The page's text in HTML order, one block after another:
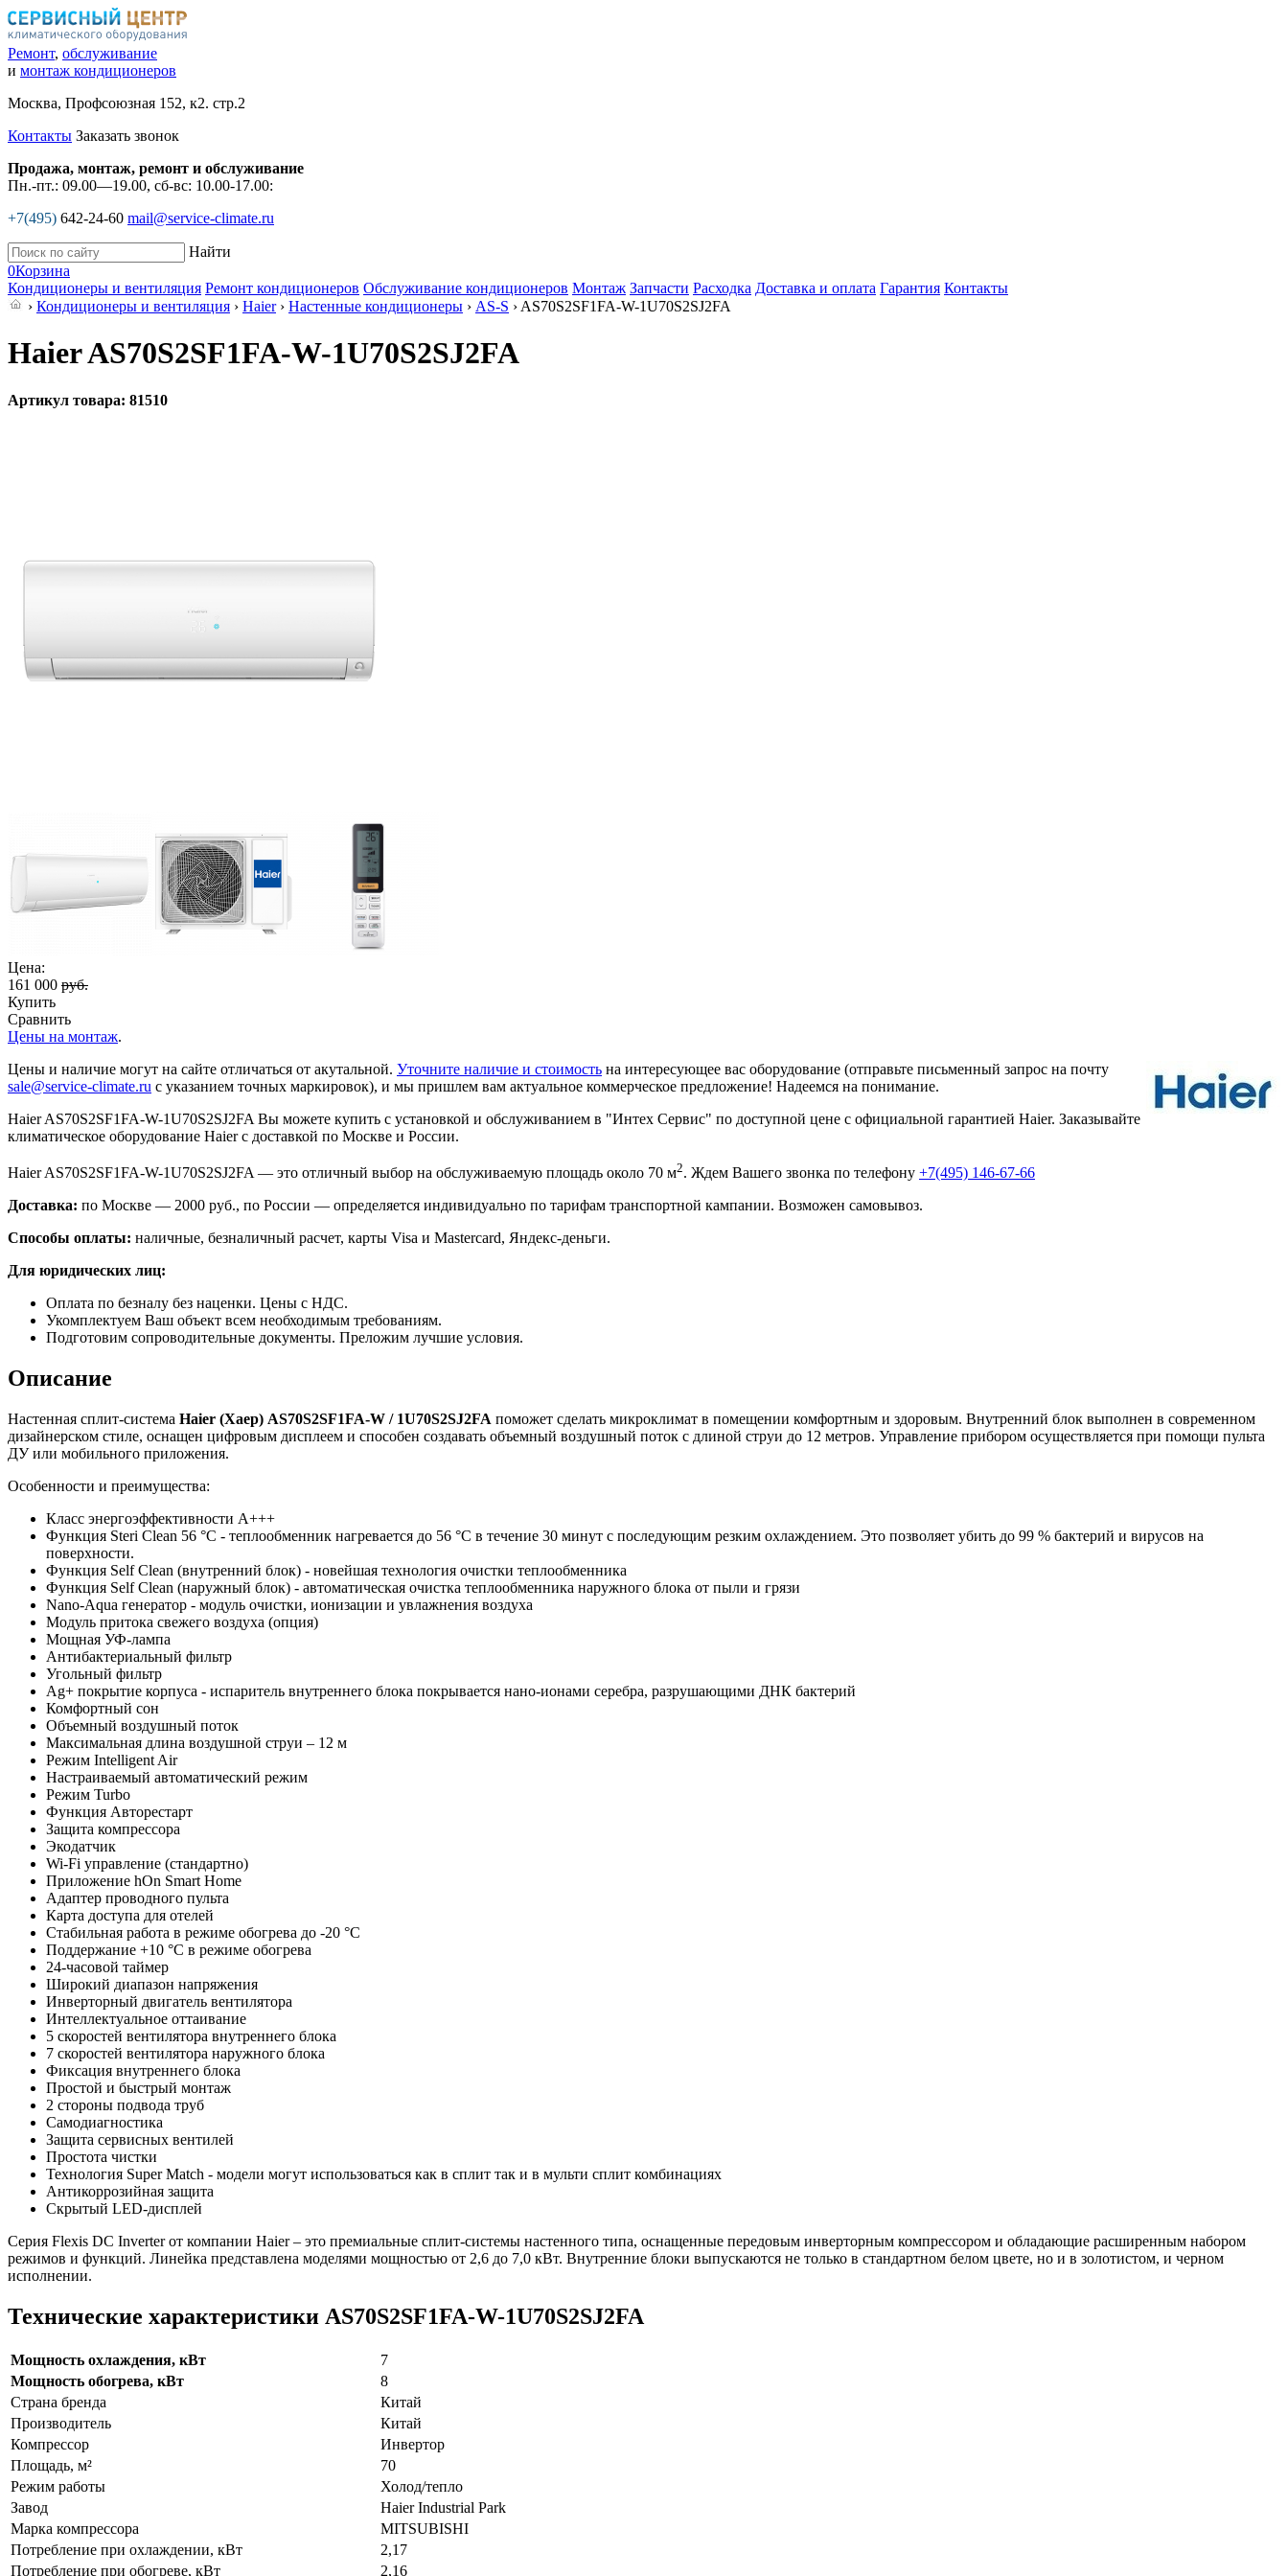
Ремонт, обслуживание
и монтаж кондиционеров
Москва, Профсоюзная 152, к2. стр.2
Контакты Заказать звонок
Продажа, монтаж, ремонт и обслуживание
Пн.-пт.: 09.00—19.00, сб-вс: 10.00-17.00:
+7(495) 642-24-60 mail@service-climate.ru
Найти
0Корзина
Кондиционеры и вентиляция Ремонт кондиционеров Обслуживание кондиционеров Монтаж Запчасти Расходка Доставка и оплата Гарантия Контакты
› Кондиционеры и вентиляция › Haier› Настенные кондиционеры › AS-S › AS70S2SF1FA-W-1U70S2SJ2FA
Haier AS70S2SF1FA-W-1U70S2SJ2FA
Артикул товара: 81510
Цена:
161 000 руб.
Купить
Сравнить
Цены на монтаж.
Цены и наличие могут на сайте отличаться от акутальной. Уточните наличие и стоимость на интересующее вас оборудование (отправьте письменный запрос на почту
sale@service-climate.ru с указанием точных маркировок), и мы пришлем вам актуальное коммерческое предложение! Надеемся на понимание.
Haier AS70S2SF1FA-W-1U70S2SJ2FA Вы можете купить с установкой и обслуживанием в "Интех Сервис" по доступной цене с официальной гарантией Haier. Заказывайте
климатическое оборудование Haier с доставкой по Москве и России.
Haier AS70S2SF1FA-W-1U70S2SJ2FA — это отличный выбор на обслуживаемую площадь около 70 м2. Ждем Вашего звонка по телефону +7(495) 146-67-66
Доставка: по Москве — 2000 руб., по России — определяется индивидуально по тарифам транспортной кампании. Возможен самовывоз.
Способы оплаты: наличные, безналичный расчет, карты Visa и Mastercard, Яндекс-деньги.
Для юридических лиц:
Оплата по безналу без наценки. Цены с НДС.
Укомплектуем Ваш объект всем необходимым требованиям.
Подготовим сопроводительные документы. Преложим лучшие условия.
Описание
Настенная сплит-система Haier (Хаер) AS70S2SF1FA-W / 1U70S2SJ2FA поможет сделать микроклимат в помещении комфортным и здоровым. Внутренний блок выполнен в современном
дизайнерском стиле, оснащен цифровым дисплеем и способен создавать объемный воздушный поток с длиной струи до 12 метров. Управление прибором осуществляется при помощи пульта
ДУ или мобильного приложения.
Особенности и преимущества:
Класс энергоэффективности A+++
Функция Steri Clean 56 °C - теплообменник нагревается до 56 °C в течение 30 минут с последующим резким охлаждением. Это позволяет убить до 99 % бактерий и вирусов на
поверхности.
Функция Self Clean (внутренний блок) - новейшая технология очистки теплообменника
Функция Self Clean (наружный блок) - автоматическая очистка теплообменника наружного блока от пыли и грязи
Nano-Aqua генератор - модуль очистки, ионизации и увлажнения воздуха
Модуль притока свежего воздуха (опция)
Мощная УФ-лампа
Антибактериальный фильтр
Угольный фильтр
Ag+ покрытие корпуса - испаритель внутреннего блока покрывается нано-ионами серебра, разрушающими ДНК бактерий
Комфортный сон
Объемный воздушный поток
Максимальная длина воздушной струи – 12 м
Режим Intelligent Air
Настраиваемый автоматический режим
Режим Turbo
Функция Авторестарт
Защита компрессора
Экодатчик
Wi-Fi управление (стандартно)
Приложение hOn Smart Home
Адаптер проводного пульта
Карта доступа для отелей
Стабильная работа в режиме обогрева до -20 °С
Поддержание +10 °С в режиме обогрева
24-часовой таймер
Широкий диапазон напряжения
Инверторный двигатель вентилятора
Интеллектуальное оттаивание
5 скоростей вентилятора внутреннего блока
7 скоростей вентилятора наружного блока
Фиксация внутреннего блока
Простой и быстрый монтаж
2 стороны подвода труб
Самодиагностика
Защита сервисных вентилей
Простота чистки
Технология Super Match - модели могут использоваться как в сплит так и в мульти сплит комбинациях
Антикоррозийная защита
Скрытый LED-дисплей
Серия Flexis DC Inverter от компании Haier – это премиальные сплит-системы настенного типа, оснащенные передовым инверторным компрессором и обладающие расширенным набором
режимов и функций. Линейка представлена моделями мощностью от 2,6 до 7,0 кВт. Внутренние блоки выпускаются не только в стандартном белом цвете, но и в золотистом, и черном
исполнении.
Технические характеристики AS70S2SF1FA-W-1U70S2SJ2FA
Мощность охлаждения, кВт
7
Мощность обогрева, кВт
8
Страна бренда
Китай
Производитель
Китай
Компрессор
Инвертор
Площадь, м²
70
Режим работы
Холод/тепло
Завод
Haier Industrial Park
Марка компрессора
MITSUBISHI
Потребление при охлаждении, кВт
2,17
Потребление при обогреве, кВт
2,16